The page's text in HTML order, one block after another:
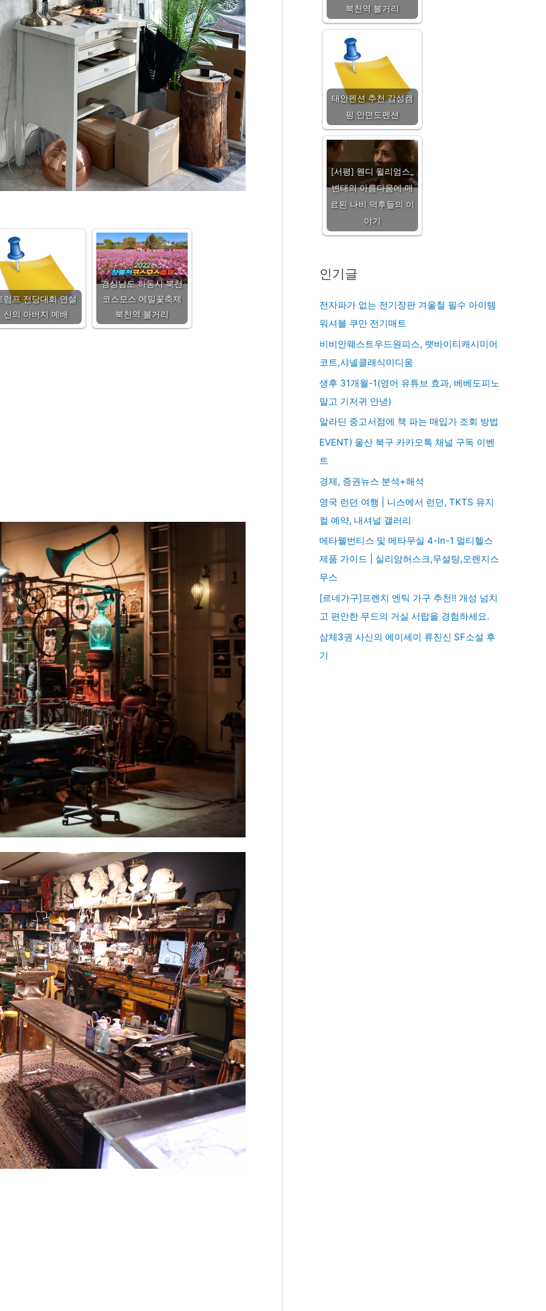
럼프 전당대회 연설
신의 아버지 예배
경상남도 하동시 북천
코스모스 메밀꽃축제
북천역 볼거리
북천역 볼거리
태안펜션 추천 감성캠
핑 안면도펜션
[서평] 웬디 윌리엄스_
변태의 아름다움에 매
료된 나비 덕후들의 이
야기
인기글
전자파가 없는 전기장판 겨울철 필수 아이템
워셔블 쿠만 전기매트
비비안웨스트우드원피스, 랫바이티캐시미어
코트,샤넬클래식미디움
생후 31개월-1(영어 유튜브 효과, 베베도피노
말고 기저귀 안녕)
알라딘 중고서점에 책 파는 매입가 조회 방법
EVENT) 울산 북구 카카오톡 채널 구독 이벤
트
경제, 증권뉴스 분석+해석
영국 런던 여행 | 니스에서 런던, TKTS 뮤지
컬 예약, 내셔널 갤러리
메타웰번티스 및 메타무실 4-In-1 멀티헬스
제품 가이드 | 실리암허스크,무설탕,오렌지스
무스
[르네가구]프렌치 엔틱 가구 추천!! 개성 넘치
고 편안한 무드의 거실 서랍을 경험하세요.
삼체3권 사신의 에이세이 류진신 SF소설 후
기